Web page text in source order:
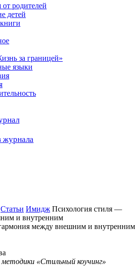
родителей
детей
за границей»
языки
журнала
Статьи Имидж Психология стиля —
и внутренним
между внешним и внутренним
методики «Стильный коучинг»